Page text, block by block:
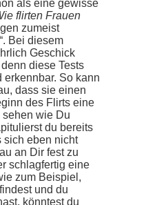
als eine gewisse
flirten Frauen
zumeist
Bei diesem
Geschick
diese Tests
So kann
dass sie einen
des Flirts eine
sehen wie Du
du bereits
sich eben nicht
an Dir fest zu
schlagfertig eine
zum Beispiel,
und du
könntest du